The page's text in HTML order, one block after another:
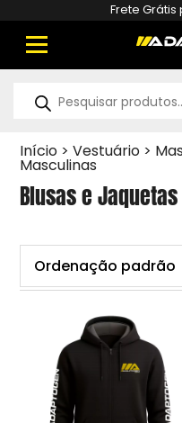
Frete
produtos
Início >Vestuário >
Masculinas
Blusas e